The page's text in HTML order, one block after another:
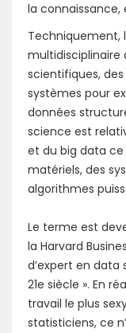
la
Techniquement,
multidisciplinaire
scientifiques,
systèmes pour
données
science est
et du big data ce
matériels, des
algorithmes
Le terme est
la Harvard
d’expert en data
21e siècle ». En
travail le plus
statisticiens, ce